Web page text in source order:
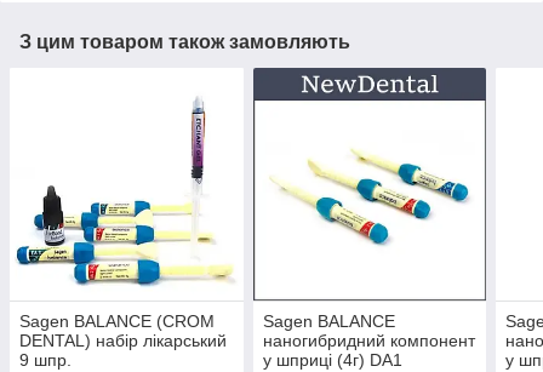
З цим товаром також замовляють
Sagen BALANCE (CROM
DENTAL) набір лікарський
9 шпр.
Sagen BALANCE
наногибридний компонент
у шприці (4г) DA1
у